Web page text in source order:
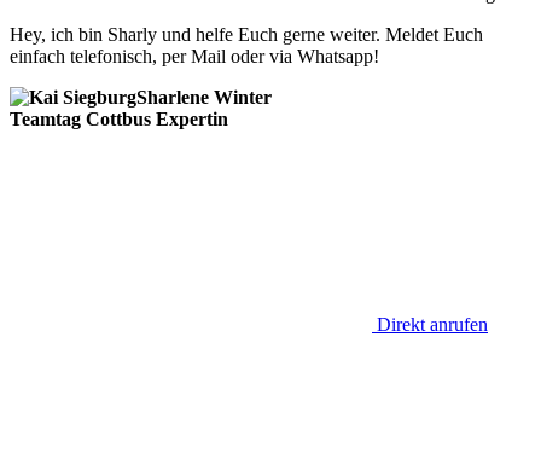
Hey, ich bin Sharly und helfe Euch gerne weiter. Meldet Euch
einfach telefonisch, per Mail oder via Whatsapp!
Sharlene Winter
Teamtag Cottbus Expertin
Direkt anrufen